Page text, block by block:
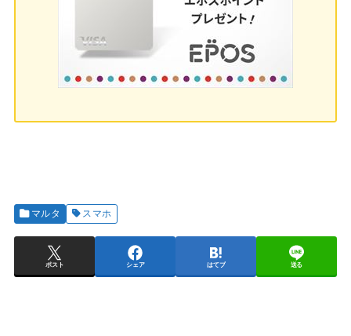
マルタ スマホ
ポスト シェア はてブ 送る